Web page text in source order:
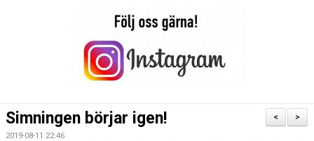
TERMINSPLANERING
TRÄNINGSPASS
>
<
Simningen börjar igen!
2019-08-11 22:46